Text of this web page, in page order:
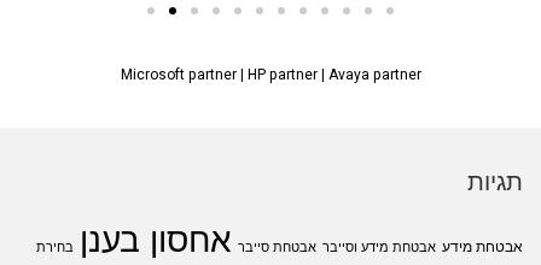
Microsoft partner| HP partner| Avaya partner
תגיות
אבטחת מידע אבטחת מידע וסייבר אבטחת סייבר אחסון בענן בחירת